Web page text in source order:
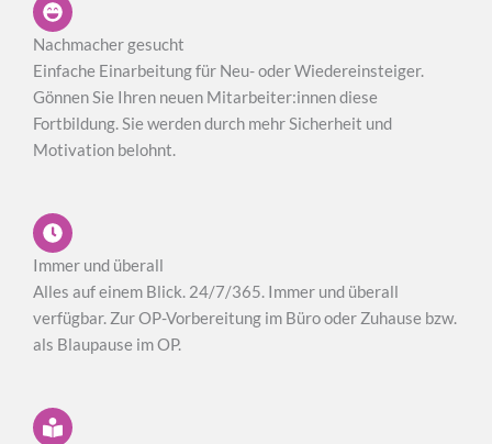
Nachmacher gesucht
Einfache Einarbeitung für Neu- oder Wiedereinsteiger.
Gönnen Sie Ihren neuen Mitarbeiter:innen diese
Fortbildung. Sie werden durch mehr Sicherheit und
Motivation belohnt.
Immer und überall
Alles auf einem Blick. 24/7/365. Immer und überall
verfügbar. Zur OP-Vorbereitung im Büro oder Zuhause bzw.
als Blaupause im OP.